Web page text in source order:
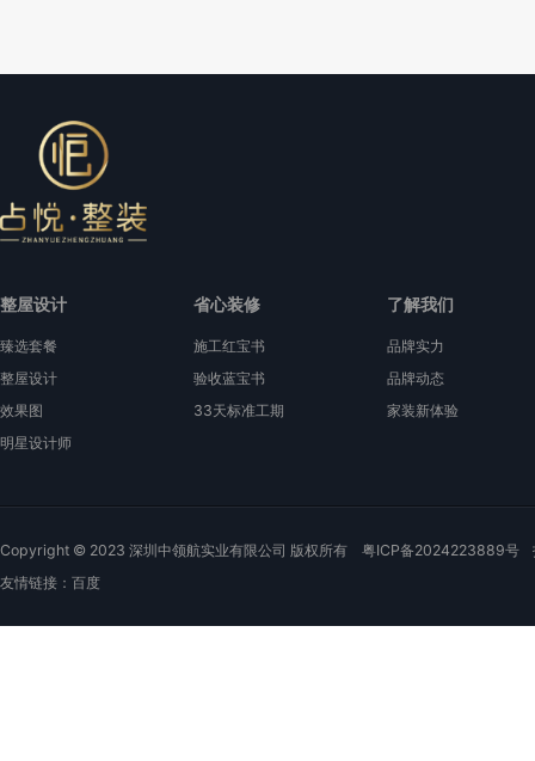
整屋设计
臻选套餐
整屋设计
效果图
明星设计师
省心装修
施工红宝书
验收蓝宝书
33天标准工期
了解我们
品牌实力
品牌动态
家装新体验
Copyright © 2023 深圳中领航实业有限公司 版权所有 粤ICP备2024223889号
友情链接： 百度